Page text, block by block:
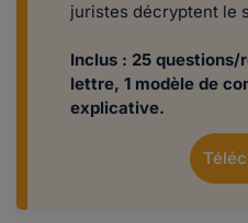
juristes décryptent le
Inclus : 25 questions/
lettre, 1 modèle de
explicative.